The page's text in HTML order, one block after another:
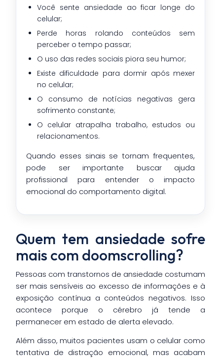
Você sente ansiedade ao ficar longe do
celular;
Perde horas rolando conteúdos sem
perceber o tempo passar;
O uso das redes sociais piora seu humor;
Existe dificuldade para dormir após mexer
no celular;
O consumo de notícias negativas gera
sofrimento constante;
O celular atrapalha trabalho, estudos ou
relacionamentos.
Quando esses sinais se tornam frequentes,
pode ser importante buscar ajuda
profissional para entender o impacto
emocional do comportamento digital.
Quem tem ansiedade sofre
mais com doomscrolling?
Pessoas com transtornos de ansiedade costumam
ser mais sensíveis ao excesso de informações e à
exposição contínua a conteúdos negativos. Isso
acontece porque o cérebro já tende a
permanecer em estado de alerta elevado.
Além disso, muitos pacientes usam o celular como
tentativa de distração emocional, mas acabam